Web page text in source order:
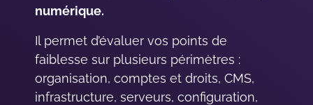
numérique.
Il permet d’évaluer vos points de
faiblesse sur plusieurs périmètres :
organisation, comptes et droits, CMS,
infrastructure, serveurs, configuration,